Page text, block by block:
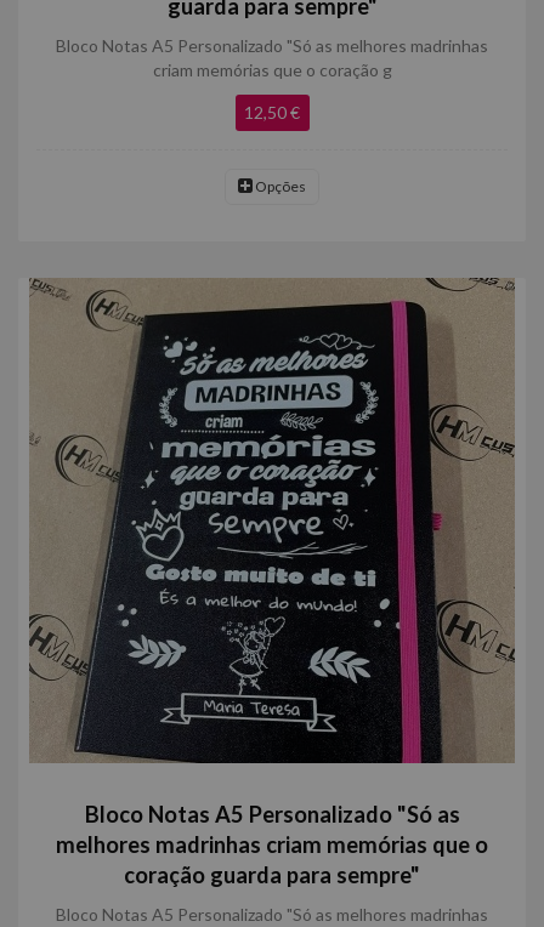
guarda para sempre"
Bloco Notas A5 Personalizado "Só as melhores madrinhas
criam memórias que o coração g
12,50 €
Opções
Bloco Notas A5 Personalizado "Só as
melhores madrinhas criam memórias que o
coração guarda para sempre"
Bloco Notas A5 Personalizado "Só as melhores madrinhas